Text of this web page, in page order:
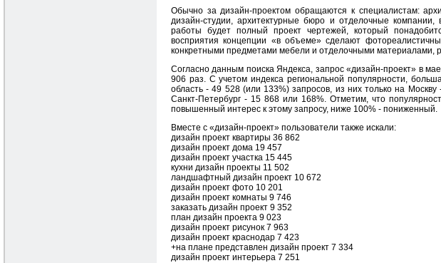
Обычно за дизайн-проектом обращаются к специалистам:
дизайн-студии, архитектурные бюро и отделочные
работы будет полный проект чертежей, который
восприятия концепции «в объеме» сделают
конкретными предметами мебели и отделочными материалами,
Cогласно данным поиска Яндекса, запрос «дизайн-проект» в
906 раз. С учетом индекса региональной популярности,
область - 49 528 (или 133%) запросов, из них только на
Санкт-Петербург - 15 868 или 168%. Отметим, что
повышенный интерес к этому запросу, ниже 100% - пониженный.
Вместе с «дизайн-проект» пользователи также искали:
дизайн проект квартиры 36 862
дизайн проект дома 19 457
дизайн проект участка 15 445
кухни дизайн проекты 11 502
ландшафтный дизайн проект 10 672
дизайн проект фото 10 201
дизайн проект комнаты 9 746
заказать дизайн проект 9 352
план дизайн проекта 9 023
дизайн проект рисунок 7 963
дизайн проект краснодар 7 423
+на плане представлен дизайн проект 7 334
дизайн проект интерьера 7 251